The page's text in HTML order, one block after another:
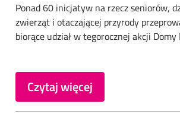
Ponad 60 inicjatyw na rzecz seniorów,
zwierząt i otaczającej przyrody
biorące udział w tegorocznej akcji
Czytaj więcej